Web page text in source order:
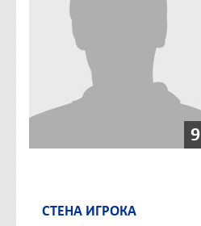
9
СТЕНА ИГРОКА